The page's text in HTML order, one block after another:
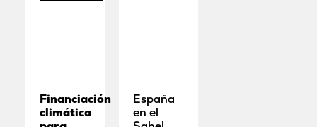
Financiación
climática
España
en el